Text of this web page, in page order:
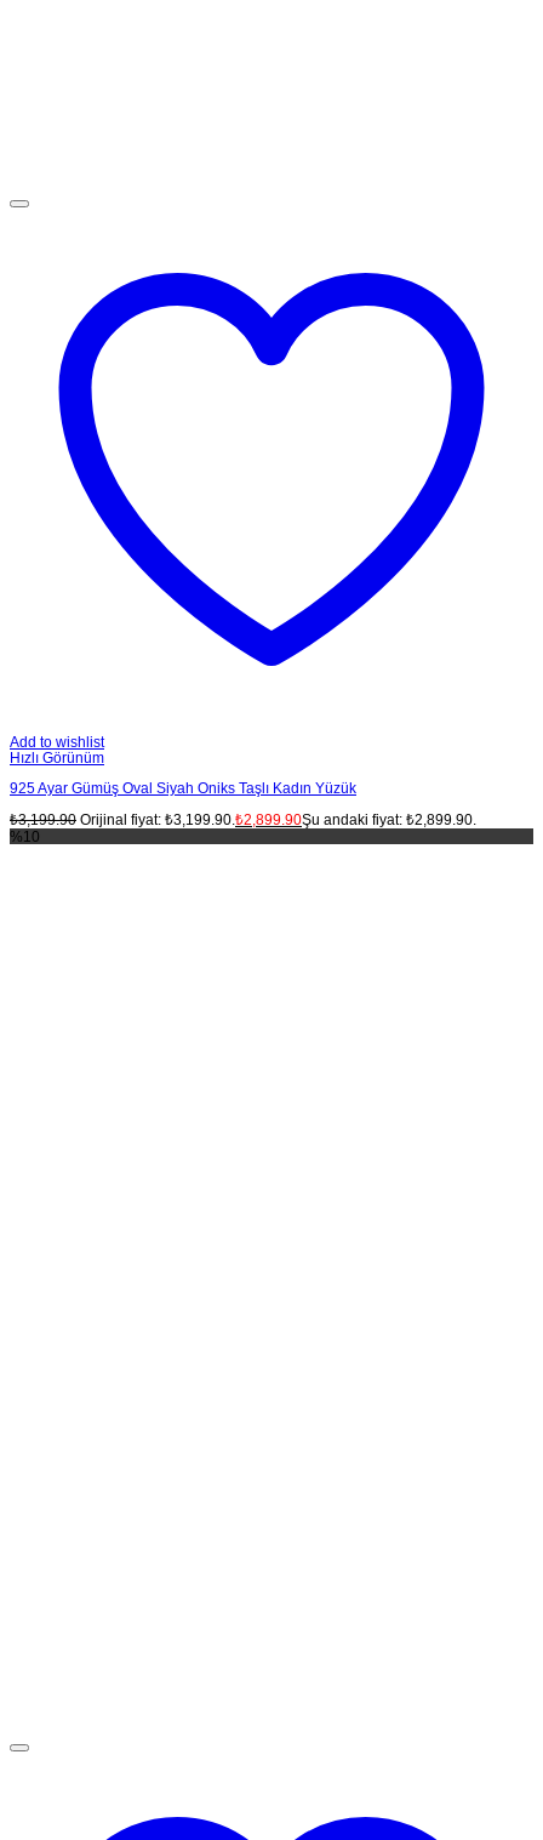
Add to wishlist
Hızlı Görünüm
925 Ayar Gümüş Oval Siyah Oniks Taşlı Kadın Yüzük
₺3,199.90 Orijinal fiyat: ₺3,199.90. ₺2,899.90Şu andaki fiyat: ₺2,899.90.
%10